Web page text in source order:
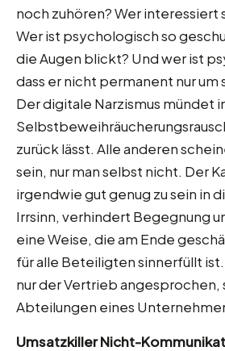
noch zuhören? Wer interessiert
Wer ist psychologisch so
die Augen blickt? Und wer ist
dass er nicht permanent nur um
Der digitale Narzismus mündet
zurück lässt. Alle anderen
sein, nur man selbst nicht. Der
irgendwie gut genug zu sein in
Irrsinn, verhindert Begegnung
eine Weise, die am Ende
für alle Beteiligten sinnerfüllt
nur der Vertrieb angesprochen,
Abteilungen eines
Umsatzkiller Nicht-